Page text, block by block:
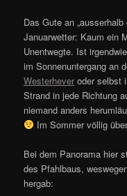
Das Gute an
Januarwetter: Kaum ein
Unentwegte. Ist
im Sonnenuntergang an
Westerhever oder selbst
Strand in jede Richtung
niemand anders
Im Sommer völlig
Bei dem Panorama hier
des Pfahlbaus,
hergab: